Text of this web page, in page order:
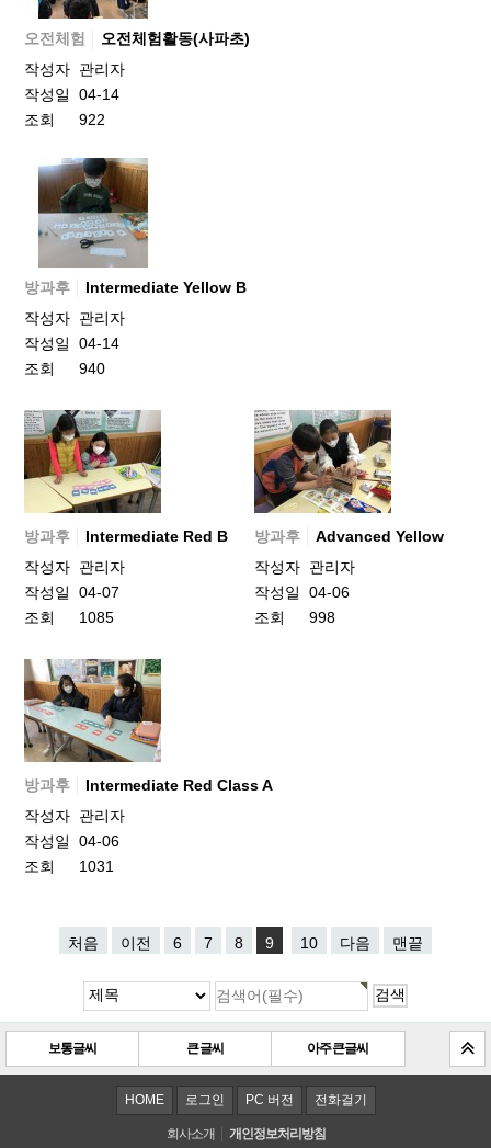
오전체험
오전체험활동(사파초)
작성자 관리자
작성일
04-14
조회
922
방과후
Intermediate Yellow B
작성자 관리자
작성일
04-14
조회
940
방과후
Intermediate Red B
작성자 관리자
작성일
04-07
조회
1085
방과후
Advanced Yellow
작성자 관리자
작성일
04-06
조회
998
방과후
Intermediate Red Class A
작성자 관리자
작성일
04-06
조회
1031
처음 이전 6 7 8 9 10 다음 맨끝
보통글씨 큰 글씨 아주 큰 글씨
HOME 로그인 PC 버전 전화걸기
회사소개 개인정보처리방침